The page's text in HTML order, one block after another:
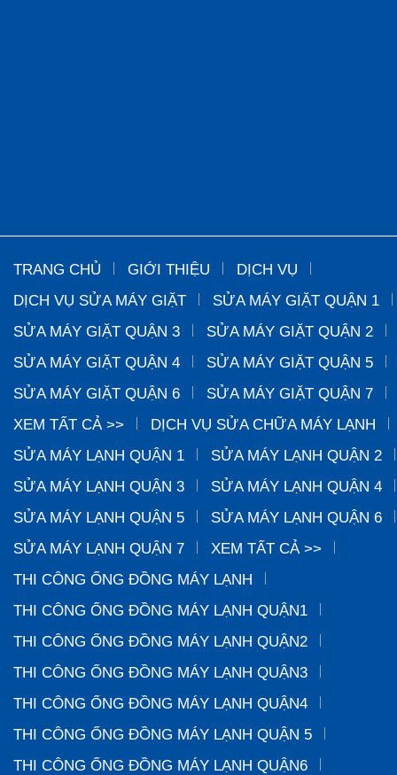
TRANG CHỦ GIỚI THIỆU
DỊCH VỤ
DỊCH VỤ SỬA MÁY GIẶT
SỬA MÁY GIẶT QUẬN 1
SỬA MÁY GIẶT QUẬN 3
SỬA MÁY GIẶT QUẬN 2
SỬA MÁY GIẶT QUẬN 4
SỬA MÁY GIẶT QUẬN 5
SỬA MÁY GIẶT QUẬN 6
SỬA MÁY GIẶT QUẬN 7
XEM TẤT CẢ >>
DỊCH VỤ SỬA CHỮA MÁY LẠNH
SỬA MÁY LẠNH QUẬN 1
SỬA MÁY LẠNH QUẬN 2
SỬA MÁY LẠNH QUẬN 3
SỬA MÁY LẠNH QUẬN 4
SỬA MÁY LẠNH QUẬN 5
SỬA MÁY LẠNH QUẬN 6
SỬA MÁY LẠNH QUẬN 7
XEM TẤT CẢ >>
THI CÔNG ỐNG ĐỒNG MÁY LẠNH
THI CÔNG ỐNG ĐỒNG MÁY LẠNH QUẬN1
THI CÔNG ỐNG ĐỒNG MÁY LẠNH QUẬN2
THI CÔNG ỐNG ĐỒNG MÁY LẠNH QUẬN3
THI CÔNG ỐNG ĐỒNG MÁY LẠNH QUẬN4
THI CÔNG ỐNG ĐỒNG MÁY LẠNH QUẬN 5
THI CÔNG ỐNG ĐỒNG MÁY LẠNH QUẬN6